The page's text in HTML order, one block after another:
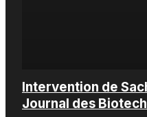
Intervention de
Journal des